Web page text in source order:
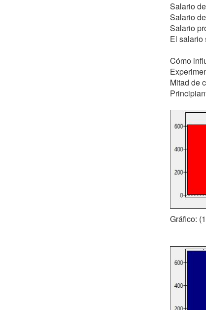
Salario
Salario
Salario
El salario
Cómo
Mitad de
Gráfico: